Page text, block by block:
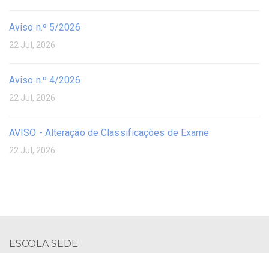
Aviso n.º 5/2026
22 Jul, 2026
Aviso n.º 4/2026
22 Jul, 2026
AVISO - Alteração de Classificações de Exame
22 Jul, 2026
ESCOLA SEDE